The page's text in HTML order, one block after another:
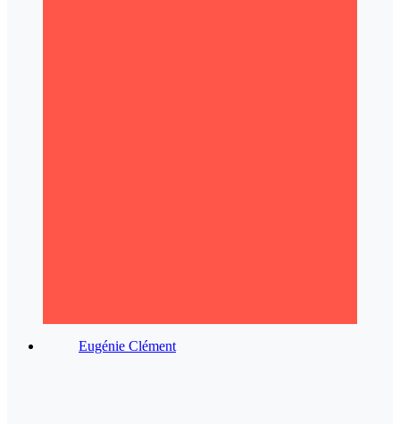
Eugénie Clément